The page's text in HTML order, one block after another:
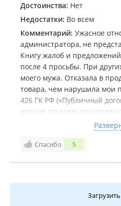
Достоинства: Нет
Недостатки: Во всем
Комментарий: Ужасное
администратора, не
Книгу жалоб и
после 4 просьбы. При
моего мужа. Отказала в
товара, чем нарушила мои
426 ГК РФ («Публичный
вправе отказать
предоставлении услуги.
полках и витринах
заключения договора
Спасибо 5